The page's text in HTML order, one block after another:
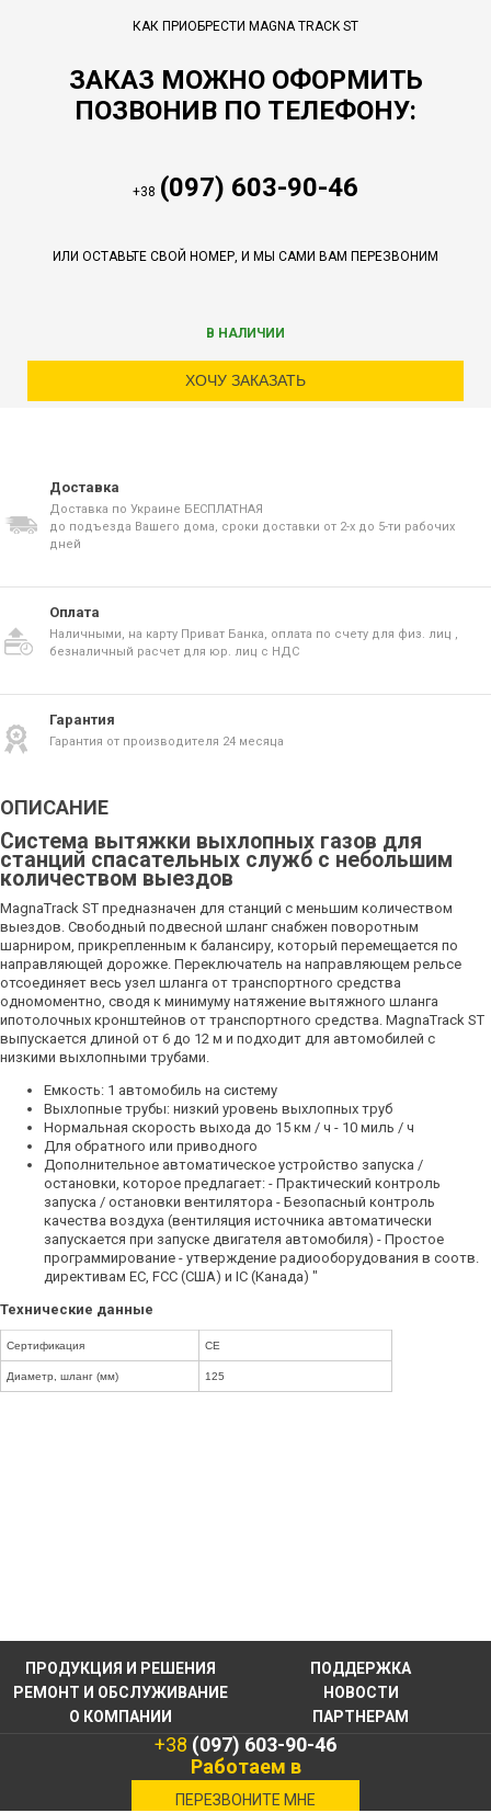
КАК ПРИОБРЕСТИ MAGNA TRACK ST
ЗАКАЗ МОЖНО ОФОРМИТЬ
ПОЗВОНИВ ПО ТЕЛЕФОНУ:
+38 (097) 603-90-46
ИЛИ ОСТАВЬТЕ СВОЙ НОМЕР, И МЫ САМИ ВАМ ПЕРЕЗВОНИМ
В НАЛИЧИИ
ХОЧУ ЗАКАЗАТЬ
Доставка
Доставка по Украине БЕСПЛАТНАЯ
до подъезда Вашего дома, сроки доставки от 2-х до 5-ти рабочих
дней
Оплата
Наличными, на карту Приват Банка, оплата по счету для физ. лиц ,
безналичный расчет для юр. лиц с НДС
Гарантия
Гарантия от производителя 24 месяца
ОПИСАНИЕ
Система вытяжки выхлопных газов для
станций спасательных служб с небольшим
количеством выездов
MagnaTrack ST предназначен для станций с меньшим количеством
выездов. Свободный подвесной шланг снабжен поворотным
шарниром, прикрепленным к балансиру, который перемещается по
направляющей дорожке. Переключатель на направляющем рельсе
отсоединяет весь узел шланга от транспортного средства
одномоментно, сводя к минимуму натяжение вытяжного шланга
ипотолочных кронштейнов от транспортного средства. MagnaTrack ST
выпускается длиной от 6 до 12 м и подходит для автомобилей с
низкими выхлопными трубами.
Емкость: 1 автомобиль на систему
Выхлопные трубы: низкий уровень выхлопных труб
Нормальная скорость выхода до 15 км / ч - 10 миль / ч
Для обратного или приводного
Дополнительное автоматическое устройство запуска /
остановки, которое предлагает: - Практический контроль
запуска / остановки вентилятора - Безопасный контроль
качества воздуха (вентиляция источника автоматически
запускается при запуске двигателя автомобиля) - Простое
программирование - утверждение радиооборудования в соотв.
директивам ЕС, FCC (США) и IC (Канада) "
Технические данные
Сертификация CE
Диаметр, шланг (мм) 125
ПРОДУКЦИЯ И РЕШЕНИЯ
ПОДДЕРЖКА
РЕМОНТ И ОБСЛУЖИВАНИЕ
НОВОСТИ
О КОМПАНИИ
ПАРТНЕРАМ
+38 (097) 603-90-46
Работаем в
военное время
ПЕРЕЗВОНИТЕ МНЕ